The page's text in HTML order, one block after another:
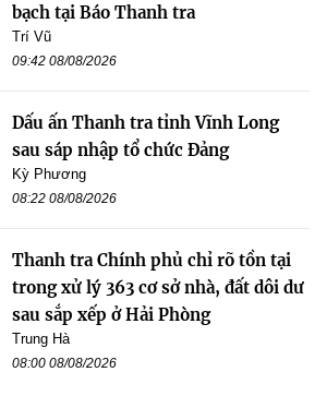
bạch tại Báo Thanh tra
Trí Vũ
09:42 08/08/2026
Dấu ấn Thanh tra tỉnh Vĩnh Long
sau sáp nhập tổ chức Đảng
Kỳ Phương
08:22 08/08/2026
Thanh tra Chính phủ chỉ rõ tồn tại
trong xử lý 363 cơ sở nhà, đất dôi dư
sau sắp xếp ở Hải Phòng
Trung Hà
08:00 08/08/2026